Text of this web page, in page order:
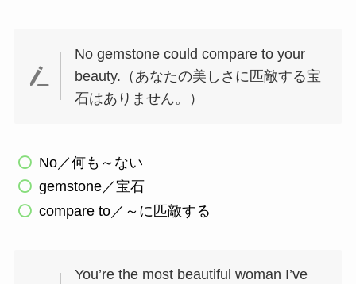
No gemstone could compare to your
beauty.（あなたの美しさに匹敵する宝
石はありません。）
No／何も～ない
gemstone／宝石
compare to／～に匹敵する
You’re the most beautiful woman I’ve